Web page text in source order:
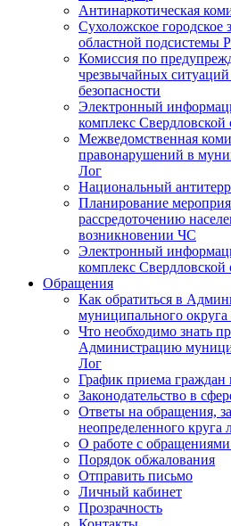
Антинаркотическая
Сухоложское городское
областной подсистемы
Комиссия по
чрезвычайных
безопасности
Электронный
комплекс Cвердловской
Межведомственная
правонарушений в
Лог
Национальный
Планирование
рассредоточению
возникновении ЧС
Электронный
комплекс Свердловской
Обращения
Как обратиться в
муниципального
Что необходимо знать
Администрацию
Лог
График приема
Законодательство в
Ответы на обращения,
неопределенного круга
О работе с
Порядок обжалования
Отправить письмо
Личный кабинет
Прозрачность